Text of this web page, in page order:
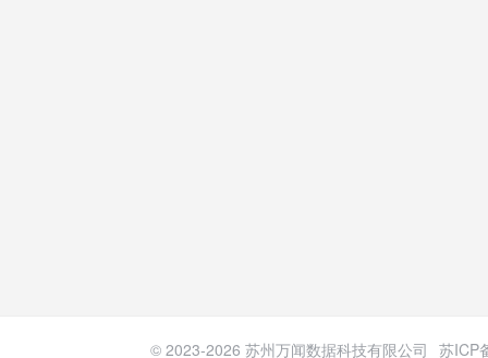
© 2023-2026 苏州万闻数据科技有限公司 苏ICP